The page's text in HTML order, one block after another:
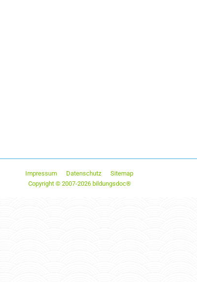
Impressum Datenschutz
Sitemap
Copyright © 2007-2026 bildungsdoc®